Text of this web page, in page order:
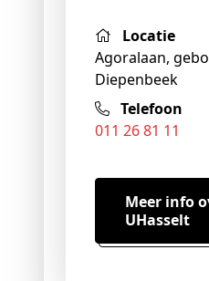
Locatie
Agoralaan,
Diepenbeek
Telefoon
011 26 81 11
Meer info over
UHasselt